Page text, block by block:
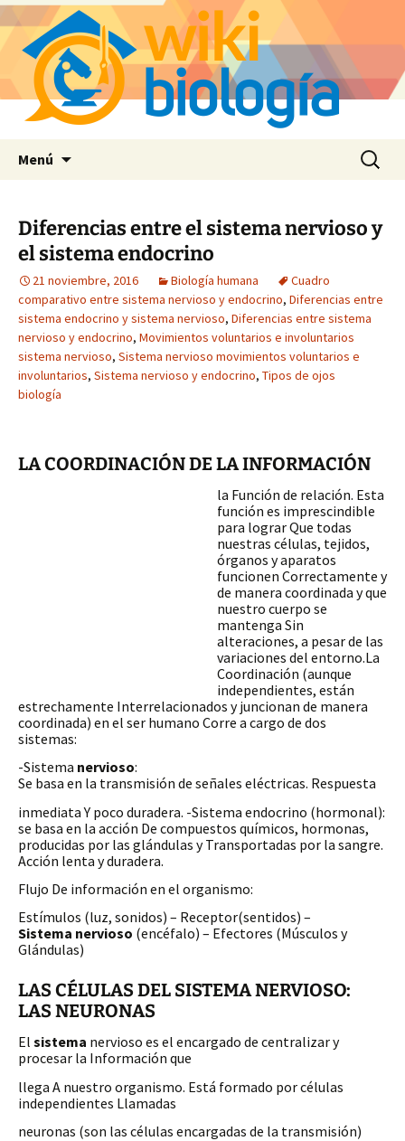
Menú Buscar:
Diferencias entre el sistema nervioso y
el sistema endocrino
21 noviembre, 2016 Biología humana
Cuadro
comparativo entre sistema nervioso y endocrino, Diferencias entre
sistema endocrino y sistema nervioso, Diferencias entre sistema
nervioso y endocrino, Movimientos voluntarios e involuntarios
sistema nervioso, Sistema nervioso movimientos voluntarios e
involuntarios, Sistema nervioso y endocrino, Tipos de ojos
biología
LA COORDINACIÓN DE LA INFORMACIÓN
la Función de relación. Esta
función es imprescindible
para lograr Que todas
nuestras células, tejidos,
órganos y aparatos
funcionen Correctamente y
de manera coordinada y que
nuestro cuerpo se
mantenga Sin
alteraciones, a pesar de las
variaciones del entorno.La
Coordinación (aunque
independientes, están
estrechamente Interrelacionados y juncionan de manera
coordinada) en el ser humano Corre a cargo de dos
sistemas:
-Sistema nervioso:
Se basa en la transmisión de señales eléctricas. Respuesta
inmediata Y poco duradera. -Sistema endocrino (hormonal):
se basa en la acción De compuestos químicos, hormonas,
producidas por las glándulas y Transportadas por la sangre.
Acción lenta y duradera.
Flujo De información en el organismo:
Estímulos (luz, sonidos) – Receptor(sentidos) –
Sistema nervioso (encéfalo) – Efectores (Músculos y
Glándulas)
LAS CÉLULAS DEL SISTEMA NERVIOSO:
LAS NEURONAS
El sistema nervioso es el encargado de centralizar y
procesar la Información que
llega A nuestro organismo. Está formado por células
independientes Llamadas
neuronas (son las células encargadas de la transmisión)